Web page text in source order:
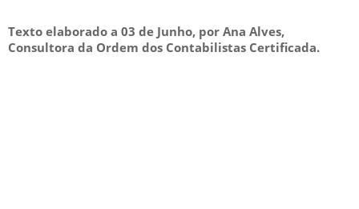
Texto elaborado a 03 de Junho, por Ana Alves,
Consultora da Ordem dos Contabilistas Certificada.